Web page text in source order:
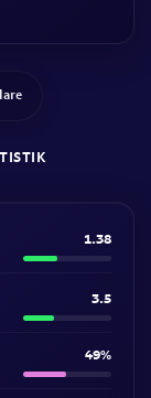
1.38
3.5
49%